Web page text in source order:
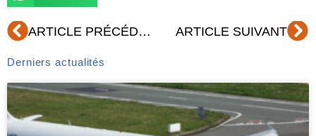
Précédent ARTICLE PRÉCÉDENT ARTICLE SUIVANT
Derniers actualités